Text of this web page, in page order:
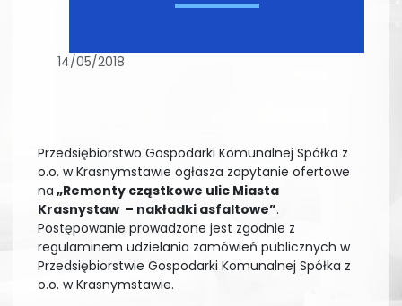
14/05/2018
Przedsiębiorstwo Gospodarki Komunalnej Spółka z
o.o. w Krasnymstawie ogłasza zapytanie ofertowe
na „Remonty cząstkowe ulic Miasta
Krasnystaw – nakładki asfaltowe”.
Postępowanie prowadzone jest zgodnie z
regulaminem udzielania zamówień publicznych w
Przedsiębiorstwie Gospodarki Komunalnej Spółka z
o.o. w Krasnymstawie.